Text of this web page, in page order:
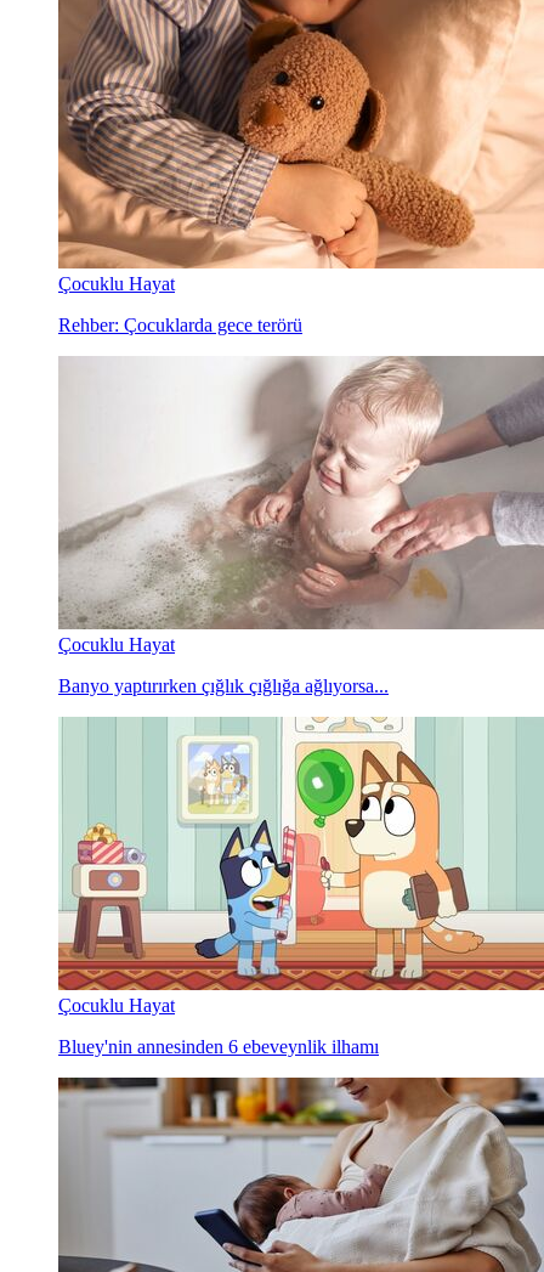
Çocuklu Hayat
Rehber: Çocuklarda gece terörü
Çocuklu Hayat
Banyo yaptırırken çığlık çığlığa ağlıyorsa...
Çocuklu Hayat
Bluey'nin annesinden 6 ebeveynlik ilhamı